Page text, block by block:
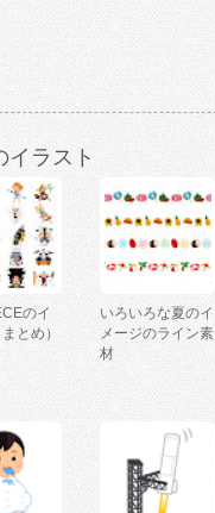
イラスト
のイ
とめ）
いろいろな夏のイ
メージのライン素
材